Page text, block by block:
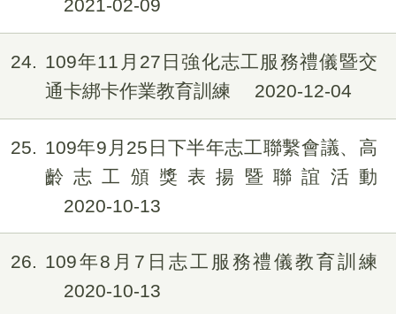
2021-02-09
24
109年11月27日強化志工服務禮儀暨交
通卡綁卡作業教育訓練
2020-12-04
25
109年9月25日下半年志工聯繫會議、高
齡志工頒獎表揚暨聯誼活動
2020-10-13
26
109年8月7日志工服務禮儀教育訓練
2020-10-13